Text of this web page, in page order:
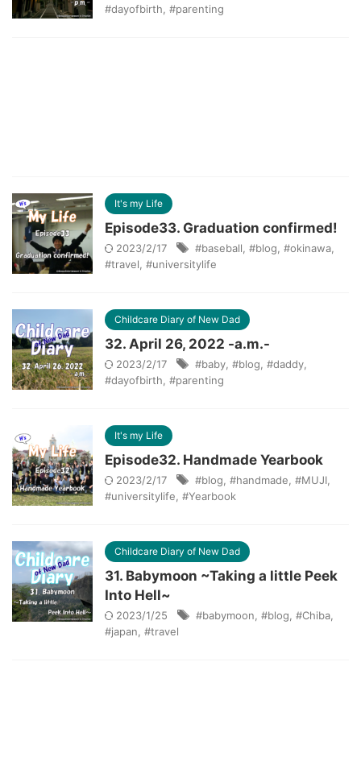
#dayofbirth #parenting
It's my Life
Episode33. Graduation confirmed!
2023/2/17 #baseball #blog #okinawa
#travel #universitylife
Childcare Diary of New Dad
32. April 26, 2022 -a.m.-
2023/2/17 #baby #blog #daddy
#dayofbirth #parenting
It's my Life
Episode32. Handmade Yearbook
2023/2/17 #blog #handmade #MUJI
#universitylife #Yearbook
Childcare Diary of New Dad
31. Babymoon ~Taking a little Peek
Into Hell~
2023/1/25 #babymoon #blog #Chiba
#japan #travel